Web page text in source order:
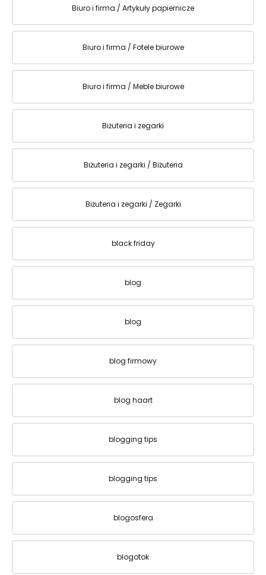
Biuro i firma / Artykuły papiernicze
Biuro i firma / Fotele biurowe
Biuro i firma / Meble biurowe
Biżuteria i zegarki
Biżuteria i zegarki / Biżuteria
Biżuteria i zegarki / Zegarki
black friday
blog
blog
blog firmowy
blog haart
blogging tips
blogging tips
blogosfera
blogotok